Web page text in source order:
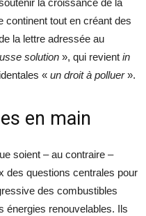
la croissance de la
continent tout en créant des
la lettre adressée au
solution », qui revient in
« un droit à polluer».
en main
soient – au contraire –
des questions centrales pour
des combustibles
énergies renouvelables. Ils